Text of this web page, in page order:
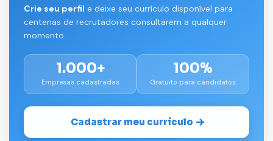
Crie seu perfil e deixe seu currículo disponível para
centenas de recrutadores consultarem a qualquer
momento.
1.000+
Empresas cadastradas
100%
Gratuito para candidatos
Cadastrar meu currículo